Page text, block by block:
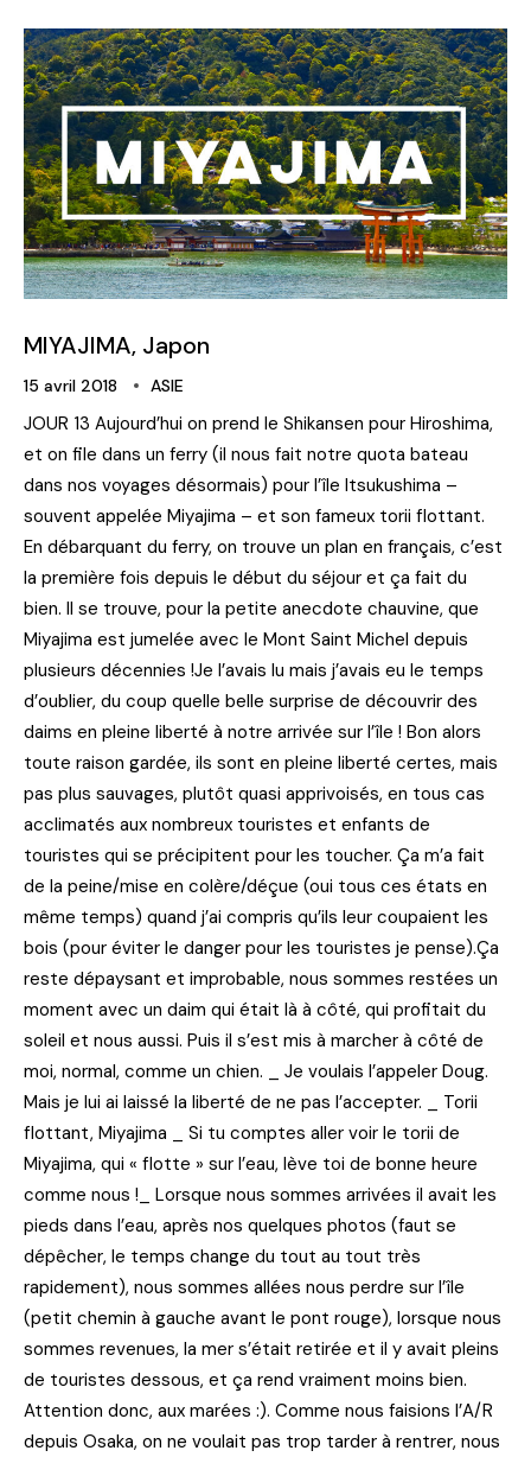
MIYAJIMA, Japon
15 avril 2018 ASIE
JOUR 13 Aujourd’hui on prend le Shikansen pour Hiroshima,
et on file dans un ferry (il nous fait notre quota bateau
dans nos voyages désormais) pour l’île Itsukushima –
souvent appelée Miyajima – et son fameux torii flottant.
En débarquant du ferry, on trouve un plan en français, c’est
la première fois depuis le début du séjour et ça fait du
bien. Il se trouve, pour la petite anecdote chauvine, que
Miyajima est jumelée avec le Mont Saint Michel depuis
plusieurs décennies !Je l’avais lu mais j’avais eu le temps
d’oublier, du coup quelle belle surprise de découvrir des
daims en pleine liberté à notre arrivée sur l’île ! Bon alors
toute raison gardée, ils sont en pleine liberté certes, mais
pas plus sauvages, plutôt quasi apprivoisés, en tous cas
acclimatés aux nombreux touristes et enfants de
touristes qui se précipitent pour les toucher. Ça m’a fait
de la peine/mise en colère/déçue (oui tous ces états en
même temps) quand j’ai compris qu’ils leur coupaient les
bois (pour éviter le danger pour les touristes je pense).Ça
reste dépaysant et improbable, nous sommes restées un
moment avec un daim qui était là à côté, qui profitait du
soleil et nous aussi. Puis il s’est mis à marcher à côté de
moi, normal, comme un chien. _ Je voulais l’appeler Doug.
Mais je lui ai laissé la liberté de ne pas l’accepter. _ Torii
flottant, Miyajima _ Si tu comptes aller voir le torii de
Miyajima, qui « flotte » sur l’eau, lève toi de bonne heure
comme nous !_ Lorsque nous sommes arrivées il avait les
pieds dans l’eau, après nos quelques photos (faut se
dépêcher, le temps change du tout au tout très
rapidement), nous sommes allées nous perdre sur l’île
(petit chemin à gauche avant le pont rouge), lorsque nous
sommes revenues, la mer s’était retirée et il y avait pleins
de touristes dessous, et ça rend vraiment moins bien.
Attention donc, aux marées :). Comme nous faisions l’A/R
depuis Osaka, on ne voulait pas trop tarder à rentrer, nous